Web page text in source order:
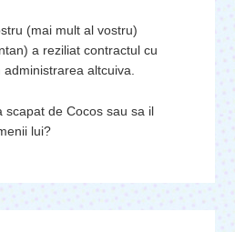
(mai mult al vostru)
a reziliat contractul cu
administrarea altcuiva.
scapat de Cocos sau sa il
lui?